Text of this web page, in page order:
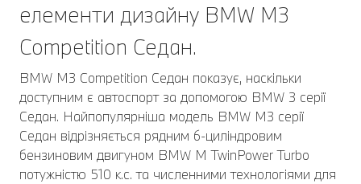
елементи дизайну BMW M3
Competition Седан.
BMW M3 Competition Седан показує, наскільки
доступним є автоспорт за допомогою BMW 3 серії
Седан. Найпопулярніша модель BMW M3 серії
Седан відрізняється рядним 6-циліндровим
бензиновим двигуном BMW M TwinPower Turbo
потужністю 510 к.с. та численними технологіями для